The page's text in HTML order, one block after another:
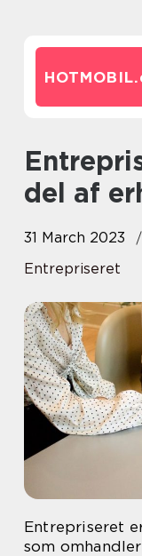
HOTMOBIL.
Entrepriseret: En vigtig
del af
31 March 2023
Entrepriseret
Entrepriseret
som